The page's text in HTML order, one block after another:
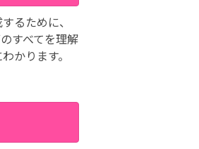
るために、
すべてを理解
かります。